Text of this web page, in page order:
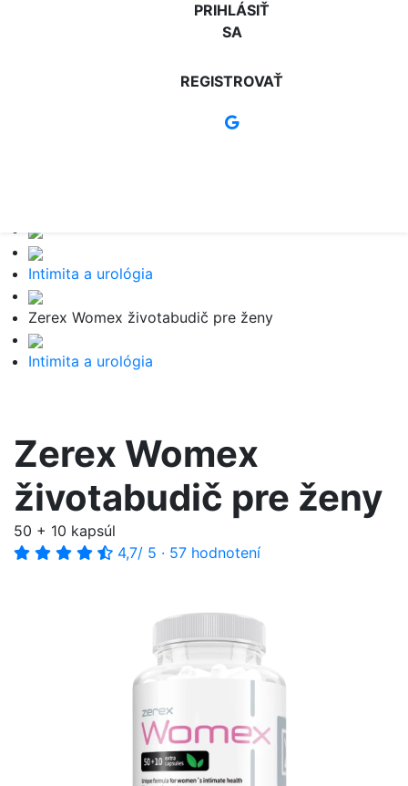
PRIHLÁSIŤ
SA
REGISTROVAŤ
Intimita a urológia
Zerex Womex životabudič pre ženy
Intimita a urológia
Zerex Womex
životabudič pre ženy
50 + 10 kapsúl
4,7/ 5 · 57 hodnotení